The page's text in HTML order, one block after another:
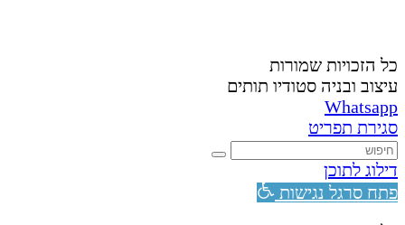
כל הזכויות שמורות
עיצוב ובניה סטודיו תותים
Whatsapp
סגירת תפריט
דילוג לתוכן
פתח סרגל נגישות